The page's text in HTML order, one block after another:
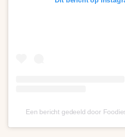
Een bericht gedeeld door